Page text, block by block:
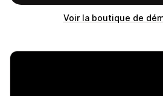
Voir la boutique de